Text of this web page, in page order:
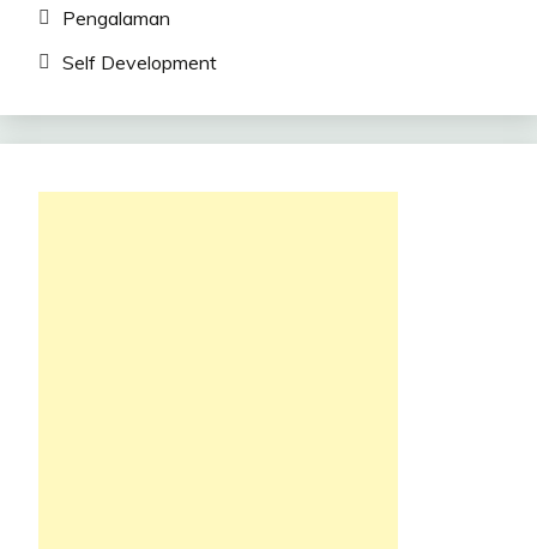
Pengalaman
Self Development